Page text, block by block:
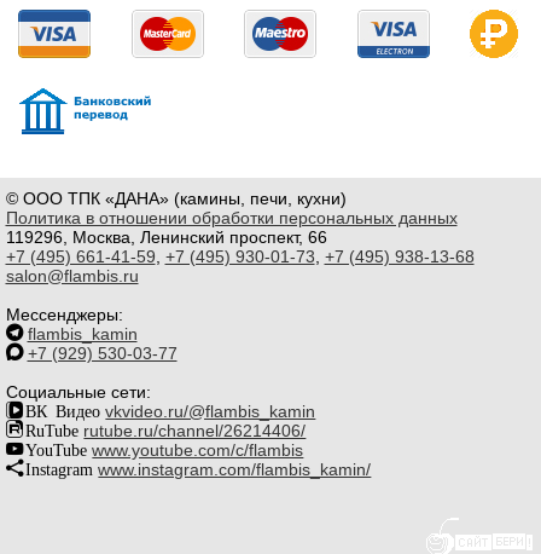
© ООО ТПК «ДАНА» (камины, печи, кухни)
Политика в отношении обработки персональных данных
119296, Москва, Ленинский проспект, 66
+7 (495) 661-41-59, +7 (495) 930-01-73, +7 (495) 938-13-68
salon@flambis.ru
Мессенджеры:
flambis_kamin
+7 (929) 530-03-77
Социальные сети:
ВК Видео vkvideo.ru/@flambis_kamin
RuTube rutube.ru/channel/26214406/
YouTube www.youtube.com/c/flambis
Instagram www.instagram.com/flambis_kamin/